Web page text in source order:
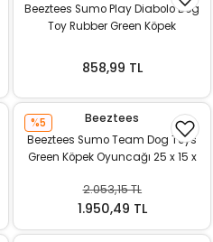
Beeztees Sumo Play Diabolo Dog
Toy Rubber Green Köpek
858,99 TL
%5
Beeztees
Beeztees Sumo Team Dog Toys
Green Köpek Oyuncağı 25 x 15 x
2.053,15 TL
1.950,49 TL